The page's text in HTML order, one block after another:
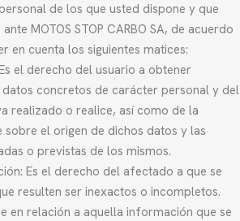
de los que usted dispone y que
MOTOS STOP CARBO SA, de acuerdo
en cuenta los siguientes matices:
el derecho del usuario a obtener
concretos de carácter personal y del
realizado o realice, así como de la
el origen de dichos datos y las
o previstas de los mismos.
Es el derecho del afectado a que se
resulten ser inexactos o incompletos.
en relación a aquella información que se